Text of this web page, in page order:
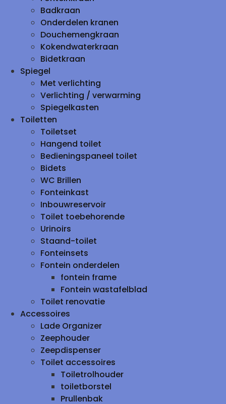
Badkraan
Onderdelen kranen
Douchemengkraan
Kokendwaterkraan
Bidetkraan
Spiegel
Met verlichting
Verlichting / verwarming
Spiegelkasten
Toiletten
Toiletset
Hangend toilet
Bedieningspaneel toilet
Bidets
WC Brillen
Fonteinkast
Inbouwreservoir
Toilet toebehorende
Urinoirs
Staand-toilet
Fonteinsets
Fontein onderdelen
fontein frame
Fontein wastafelblad
Toilet renovatie
Accessoires
Lade Organizer
Zeephouder
Zeepdispenser
Toilet accessoires
Toiletrolhouder
toiletborstel
Prullenbak